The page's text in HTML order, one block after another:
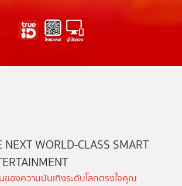
NEXT WORLD-CLASS SMART
ของความบันเทิงระดับโลกตรงใจคุณ